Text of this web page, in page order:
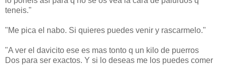
teneis."
"Me pica el nabo. Si quieres puedes venir y rascarmelo."
"A ver el davicito ese es mas tonto q un kilo de puerros
Dos para ser exactos. Y si lo deseas me los puedes comer